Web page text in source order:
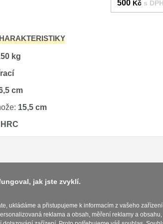
500 Kč s DPH
kg
cm
15,5 cm
jak jste zvyklí.
ukládáme a přistupujeme k informacím z vašeho
reklama a obsah, měření reklamy a